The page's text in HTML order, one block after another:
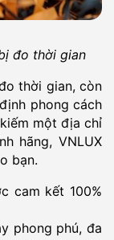
đo thời gian
thời gian, còn
phong cách
một địa chỉ
hãng, VNLUX
bạn.
cam kết 100%
phong phú, đa